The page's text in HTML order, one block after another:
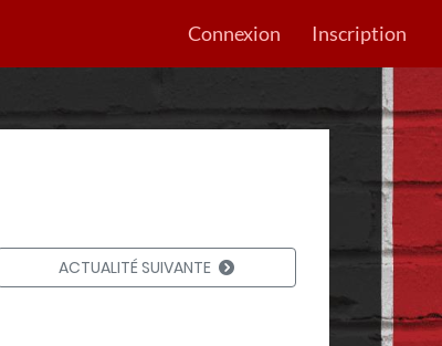
Connexion Inscription
ACTUALITÉ SUIVANTE